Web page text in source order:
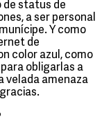
de status de
a ser personal
Y como
de
color azul, como
obligarlas a
velada amenaza